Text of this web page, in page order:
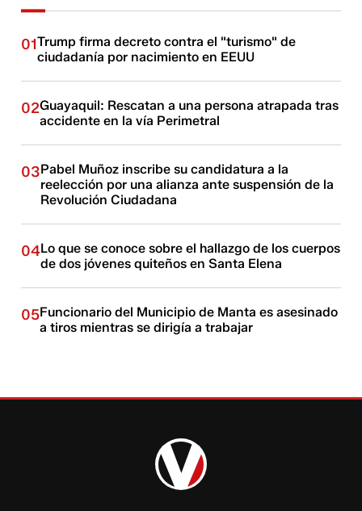
01Trump firma decreto contra el "turismo" de
ciudadanía por nacimiento en EEUU
02Guayaquil: Rescatan a una persona atrapada tras
accidente en la vía Perimetral
03Pabel Muñoz inscribe su candidatura a la
reelección por una alianza ante suspensión de la
Revolución Ciudadana
04Lo que se conoce sobre el hallazgo de los cuerpos
de dos jóvenes quiteños en Santa Elena
05Funcionario del Municipio de Manta es asesinado
a tiros mientras se dirigía a trabajar